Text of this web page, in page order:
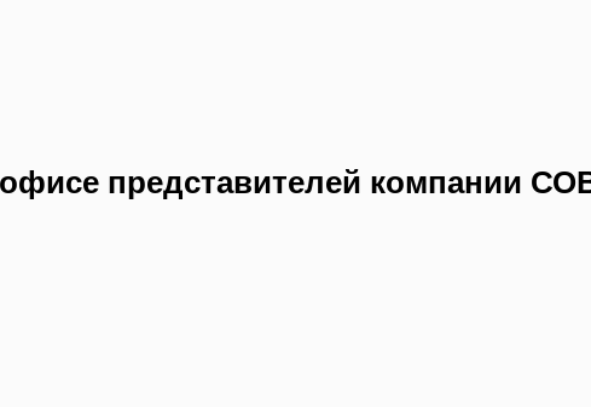
офисе представителей компании